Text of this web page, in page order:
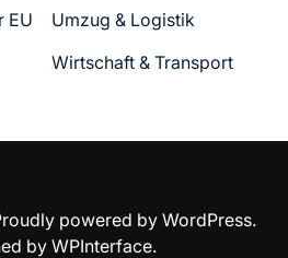
EU
Umzug & Logistik
Wirtschaft & Transport
powered by WordPress.
by WPInterface.